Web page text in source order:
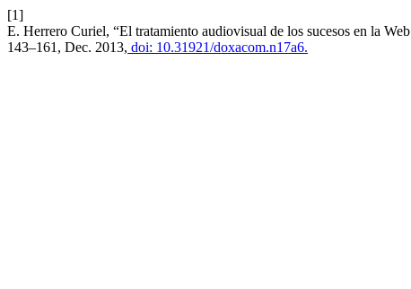
[1]
E. Herrero Curiel, “El tratamiento audiovisual de los sucesos en la
143–161, Dec. 2013, doi: 10.31921/doxacom.n17a6.